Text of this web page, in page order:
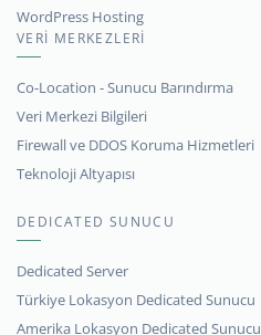
WordPress Hosting
VERİ MERKEZLERİ
Co-Location - Sunucu Barındırma
Veri Merkezi Bilgileri
Firewall ve DDOS Koruma Hizmetleri
Teknoloji Altyapısı
DEDICATED SUNUCU
Dedicated Server
Türkiye Lokasyon Dedicated Sunucu
Amerika Lokasyon Dedicated Sunucu